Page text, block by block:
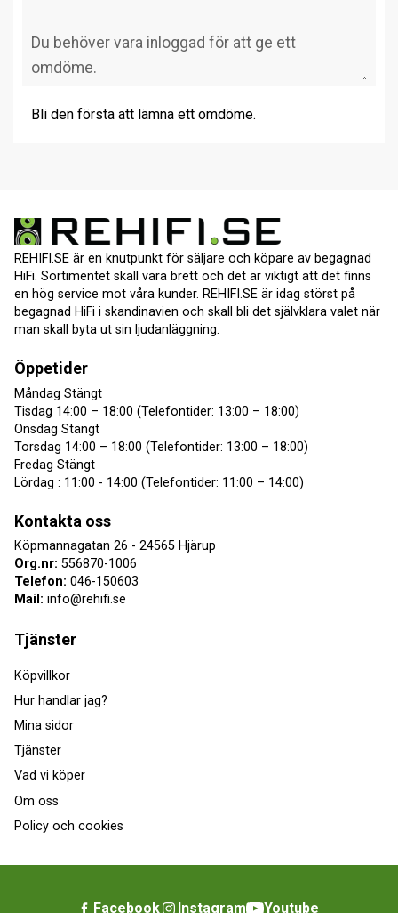
Bli den första att lämna ett omdöme.
REHIFI.SE är en knutpunkt för säljare och köpare av begagnad
HiFi. Sortimentet skall vara brett och det är viktigt att det finns
en hög service mot våra kunder. REHIFI.SE är idag störst på
begagnad HiFi i skandinavien och skall bli det självklara valet när
man skall byta ut sin ljudanläggning.
Öppetider
Måndag Stängt
Tisdag 14:00 – 18:00 (Telefontider: 13:00 – 18:00)
Onsdag Stängt
Torsdag 14:00 – 18:00 (Telefontider: 13:00 – 18:00)
Fredag Stängt
Lördag : 11:00 - 14:00 (Telefontider: 11:00 – 14:00)
Kontakta oss
Köpmannagatan 26 - 24565 Hjärup
Org.nr: 556870-1006
Telefon: 046-150603
Mail: info@rehifi.se
Tjänster
Köpvillkor
Hur handlar jag?
Mina sidor
Tjänster
Vad vi köper
Om oss
Policy och cookies
Facebook Instagram Youtube